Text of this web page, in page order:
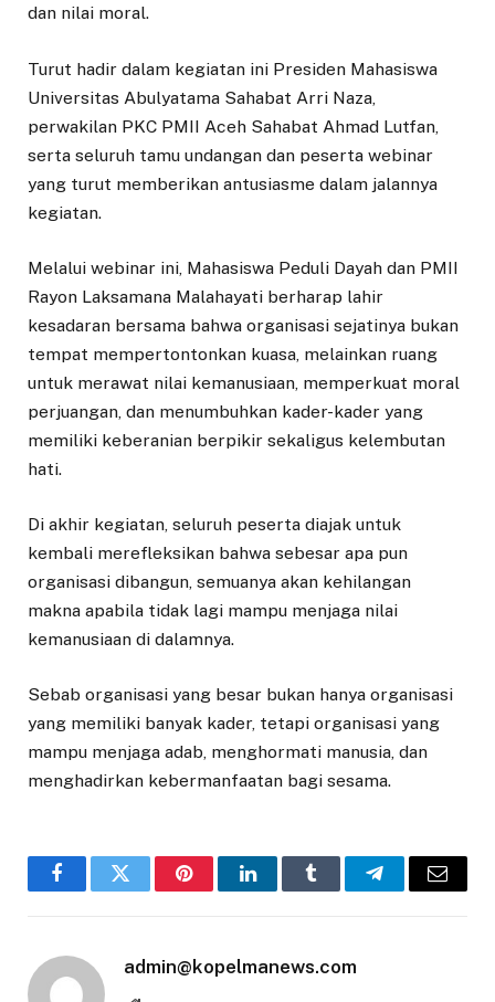
dan nilai moral.
Turut hadir dalam kegiatan ini Presiden Mahasiswa
Universitas Abulyatama Sahabat Arri Naza,
perwakilan PKC PMII Aceh Sahabat Ahmad Lutfan,
serta seluruh tamu undangan dan peserta webinar
yang turut memberikan antusiasme dalam jalannya
kegiatan.
Melalui webinar ini, Mahasiswa Peduli Dayah dan PMII
Rayon Laksamana Malahayati berharap lahir
kesadaran bersama bahwa organisasi sejatinya bukan
tempat mempertontonkan kuasa, melainkan ruang
untuk merawat nilai kemanusiaan, memperkuat moral
perjuangan, dan menumbuhkan kader-kader yang
memiliki keberanian berpikir sekaligus kelembutan
hati.
Di akhir kegiatan, seluruh peserta diajak untuk
kembali merefleksikan bahwa sebesar apa pun
organisasi dibangun, semuanya akan kehilangan
makna apabila tidak lagi mampu menjaga nilai
kemanusiaan di dalamnya.
Sebab organisasi yang besar bukan hanya organisasi
yang memiliki banyak kader, tetapi organisasi yang
mampu menjaga adab, menghormati manusia, dan
menghadirkan kebermanfaatan bagi sesama.
FacebookTwitter PinterestLinkedInTumblr TelegramEmail
admin@kopelmanews.com